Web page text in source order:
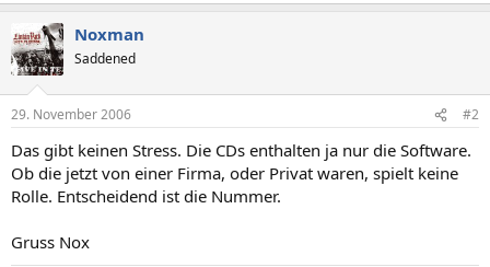
Noxman
Saddened
29. November 2006 #2
Das gibt keinen Stress. Die CDs enthalten ja nur die Software.
Ob die jetzt von einer Firma, oder Privat waren, spielt keine
Rolle. Entscheidend ist die Nummer.
Gruss Nox